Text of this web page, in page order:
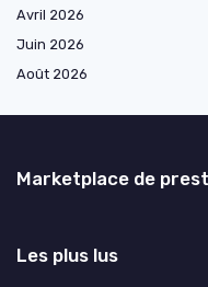
Avril 2026
Juin 2026
Août 2026
Marketplace de
Les plus lus